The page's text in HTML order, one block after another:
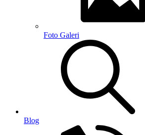
Foto Galeri
Blog